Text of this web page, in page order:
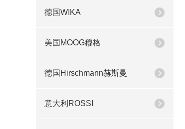
德国WIKA
美国MOOG穆格
德国Hirschmann赫斯曼
意大利ROSSI